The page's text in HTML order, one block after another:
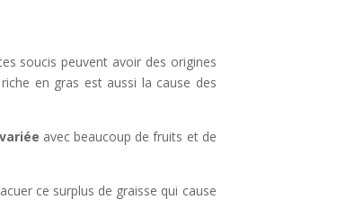
soucis peuvent avoir des origines
en gras est aussi la cause des
avec beaucoup de fruits et de
ce surplus de graisse qui cause